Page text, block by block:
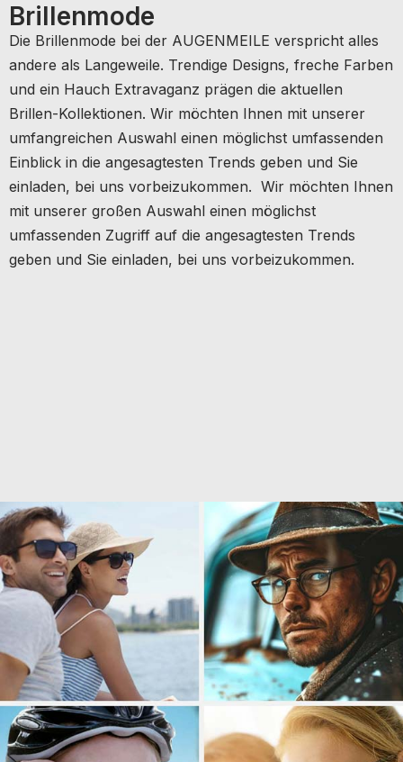
Brillenmode
Die Brillenmode bei der AUGENMEILE verspricht alles
andere als Langeweile. Trendige Designs, freche Farben
und ein Hauch Extravaganz prägen die aktuellen
Brillen-Kollektionen. Wir möchten Ihnen mit unserer
umfangreichen Auswahl einen möglichst umfassenden
Einblick in die angesagtesten Trends geben und Sie
einladen, bei uns vorbeizukommen. Wir möchten Ihnen
mit unserer großen Auswahl einen möglichst
umfassenden Zugriff auf die angesagtesten Trends
geben und Sie einladen, bei uns vorbeizukommen.